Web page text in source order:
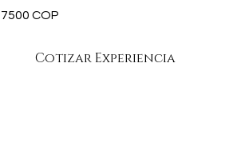
7500 COP
Cotizar Experiencia